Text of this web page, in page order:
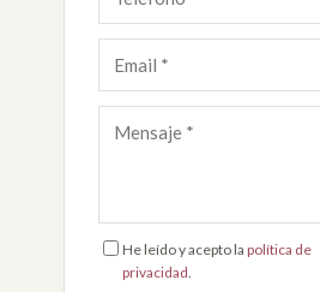
He leído y acepto la política de
privacidad.